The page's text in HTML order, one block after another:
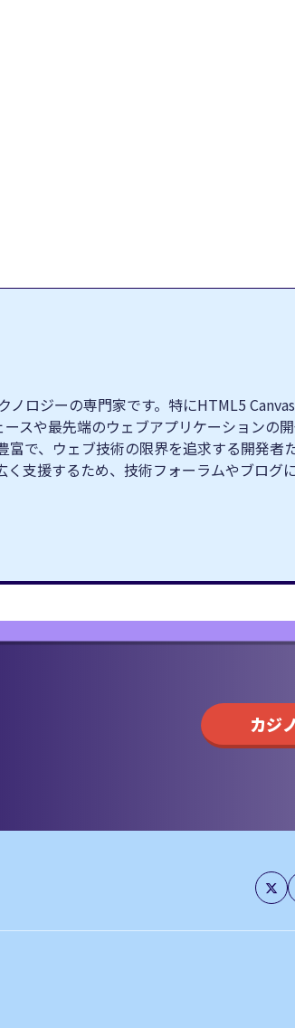
ロジーの専門家です。特にHTML5
スや最先端のウェブアプリケーションの
で、ウェブ技術の限界を追求する開発者
支援するため、技術フォーラムやブログ
カジ